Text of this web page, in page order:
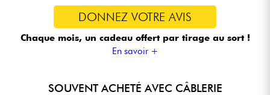
DONNEZ VOTRE AVIS
Chaque mois, un cadeau offert par tirage au sort !
En savoir +
SOUVENT ACHETÉ AVEC CÂBLERIE